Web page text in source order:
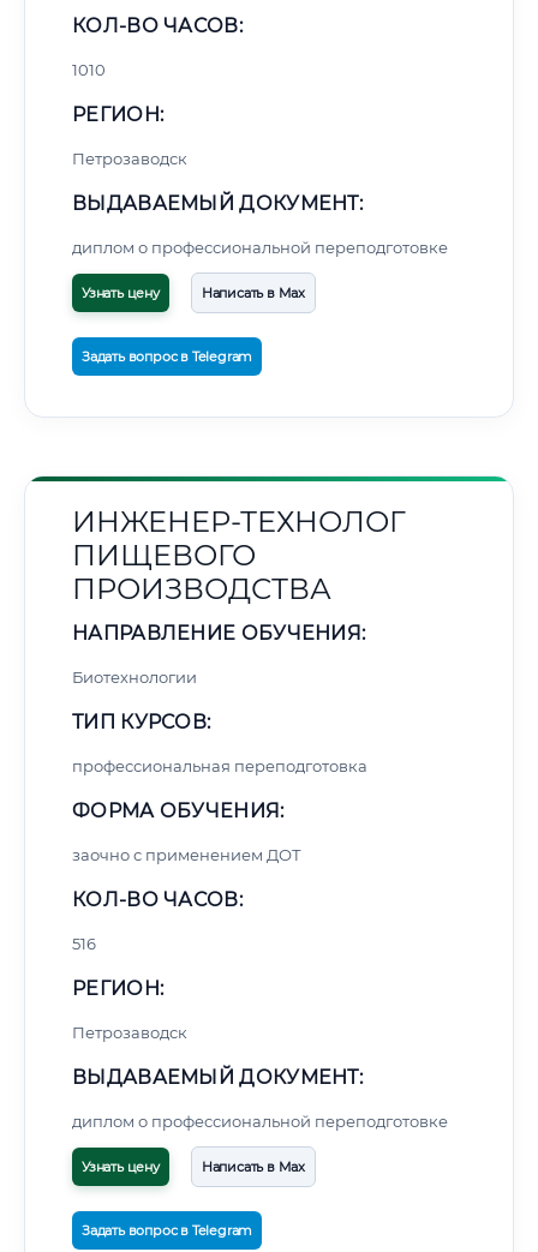
КОЛ-ВО ЧАСОВ:
1010
РЕГИОН:
Петрозаводск
ВЫДАВАЕМЫЙ ДОКУМЕНТ:
диплом о профессиональной переподготовке
Узнать цену Написать в Max
Задать вопрос в Telegram
ИНЖЕНЕР-ТЕХНОЛОГ
ПИЩЕВОГО
ПРОИЗВОДСТВА
НАПРАВЛЕНИЕ ОБУЧЕНИЯ:
Биотехнологии
ТИП КУРСОВ:
профессиональная переподготовка
ФОРМА ОБУЧЕНИЯ:
заочно с применением ДОТ
КОЛ-ВО ЧАСОВ:
516
РЕГИОН:
Петрозаводск
ВЫДАВАЕМЫЙ ДОКУМЕНТ:
диплом о профессиональной переподготовке
Узнать цену Написать в Max
Задать вопрос в Telegram